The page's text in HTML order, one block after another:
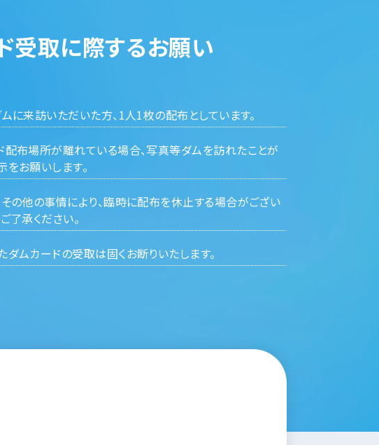
受取に際するお願い
に来訪いただいた方、1人1枚の配布としています。
配布場所が離れている場合、写真等ダムを訪れたことが
お願いします。
その他の事情により、臨時に配布を休止する場合がござい
了承ください。
ムカードの受取は固くお断りいたします。